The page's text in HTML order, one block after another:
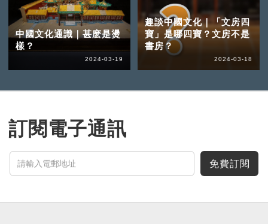
中國文化通識｜甚麽是燙
樣？
2024-03-19
趣談中國文化｜「文房四
寶」是哪四寶？文房不是
書房？
2024-03-18
訂閱電子通訊
免費訂閱